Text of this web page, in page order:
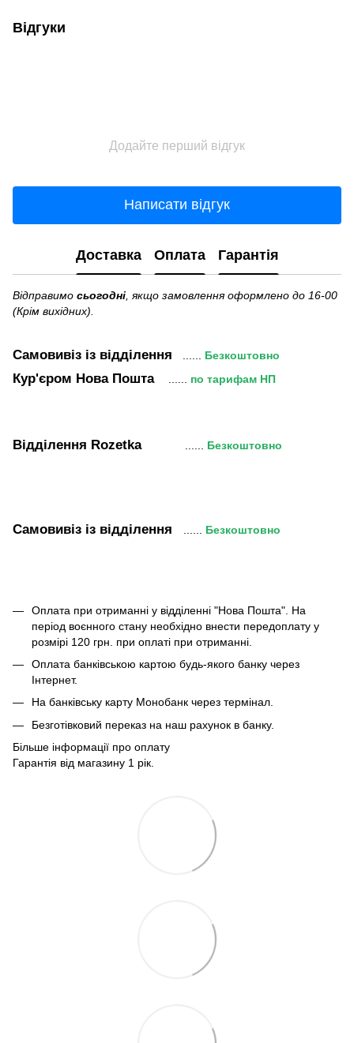
Відгуки
Додайте перший відгук
Написати відгук
Доставка Оплата Гарантія
Відправимо сьогодні , якщо замовлення оформлено до 16-00
(Крім вихідних).
Самовивіз із відділення Безкоштовно
Кур'єром Нова Пошта по тарифам НП
Відділення Rozetka Безкоштовно
Самовивіз із відділення Безкоштовно
Оплата при отриманні у відділенні "Нова Пошта". На
період воєнного стану необхідно внести передоплату у
розмірі 120 грн. при оплаті при отриманні.
Оплата банківською картою будь-якого банку через
Інтернет.
На банківську карту Монобанк через термінал.
Безготівковий переказ на наш рахунок в банку.
Більше інформації про оплату
Гарантія від магазину 1 рік.